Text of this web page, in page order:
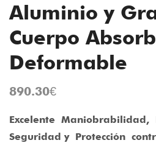
Aluminio y
Cuerpo
Deformable
890.30€
Excelente
Seguridad y Protección